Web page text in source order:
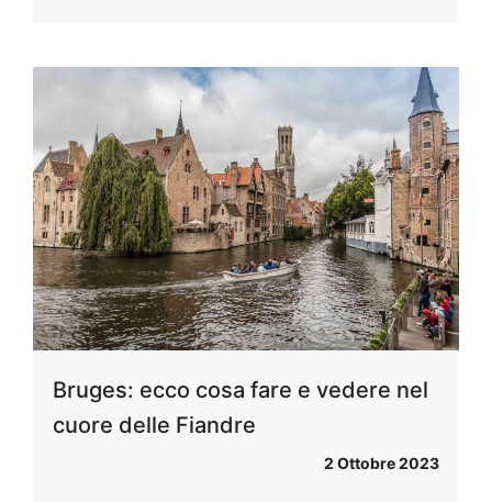
Bruges: ecco cosa fare e vedere nel
cuore delle Fiandre
2 Ottobre 2023